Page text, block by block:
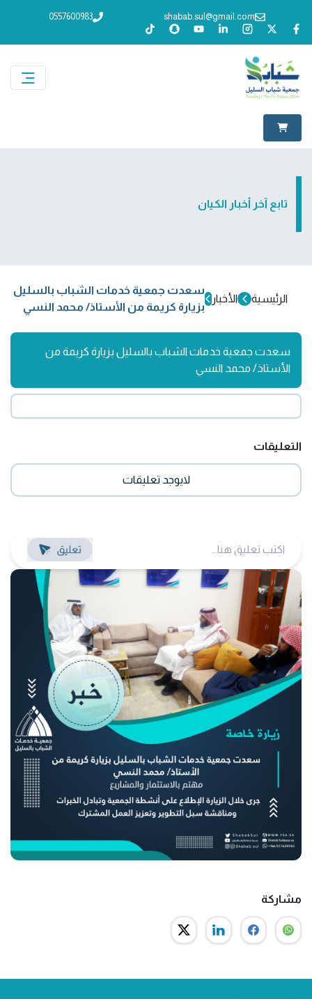
shabab.sul@gmail.com
0557600983
تابع آخر أخبار الكيان
الرئيسية الأخبار
سعدت جمعية خدمات الشباب بالسليل
بزيارة كريمة من الأستاذ/ محمد النسي
سعدت جمعية خدمات الشباب بالسليل بزيارة كريمة من
الأستاذ/ محمد النسي
التعليقات
لايوجد تعليقات
مشاركة